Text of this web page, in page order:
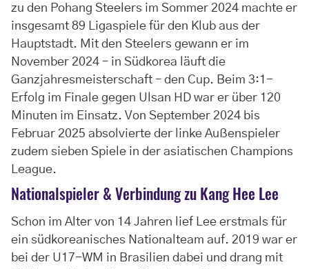
zu den Pohang Steelers im Sommer 2024 machte er
insgesamt 89 Ligaspiele für den Klub aus der
Hauptstadt. Mit den Steelers gewann er im
November 2024 – in Südkorea läuft die
Ganzjahresmeisterschaft – den Cup. Beim 3:1-
Erfolg im Finale gegen Ulsan HD war er über 120
Minuten im Einsatz. Von September 2024 bis
Februar 2025 absolvierte der linke Außenspieler
zudem sieben Spiele in der asiatischen Champions
League.
Nationalspieler & Verbindung zu Kang Hee Lee
Schon im Alter von 14 Jahren lief Lee erstmals für
ein südkoreanisches Nationalteam auf. 2019 war er
bei der U17-WM in Brasilien dabei und drang mit